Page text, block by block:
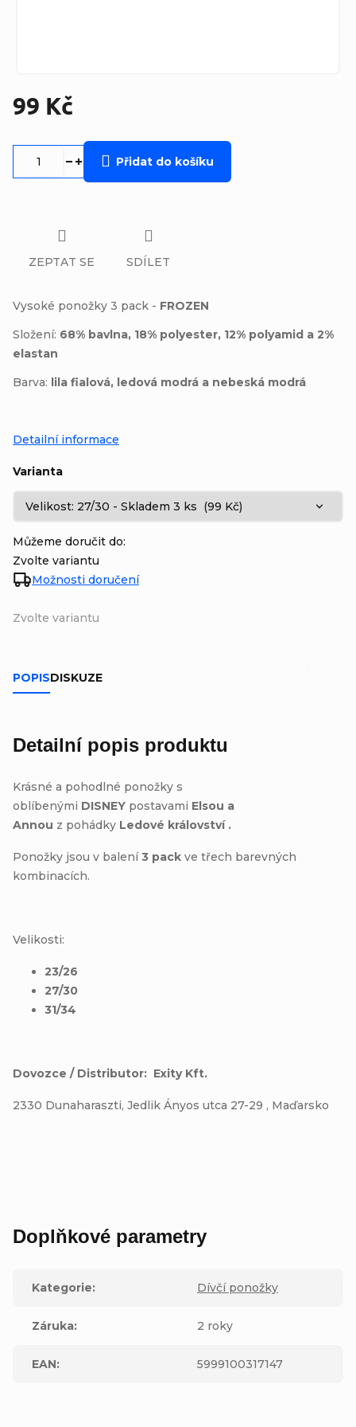
99 Kč
Zvolte variantu
Varianta
Můžeme doručit do:
Zvolte variantu
Možnosti doručení
Přidat do košíku
Vysoké ponožky 3 pack - FROZEN
Složení: 68% bavlna, 18% polyester, 12% polyamid a 2%
elastan
Barva: lila fialová, ledová modrá a nebeská modrá
Detailní informace
ZEPTAT SE SDÍLET
POPISDISKUZE
Detailní popis produktu
Krásné a pohodlné ponožky s
oblíbenými DISNEY postavami Elsou a
Annou z pohádky Ledové království .
Ponožky jsou v balení 3 pack ve třech barevných
kombinacích.
Velikosti:
23/26
27/30
31/34
Dovozce / Distributor: Exity Kft.
2330 Dunaharaszti, Jedlik Ányos utca 27-29 , Maďarsko
Doplňkové parametry
Kategorie: Dívčí ponožky
Záruka: 2 roky
EAN: 5999100317147